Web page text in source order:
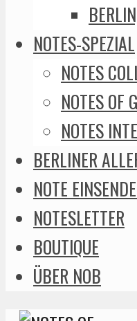
NOTES-SPEZIAL
NOTES
NOTES OF
NOTES
BERLINER
NOTE
NOTESLETTER
BOUTIQUE
ÜBER NOB